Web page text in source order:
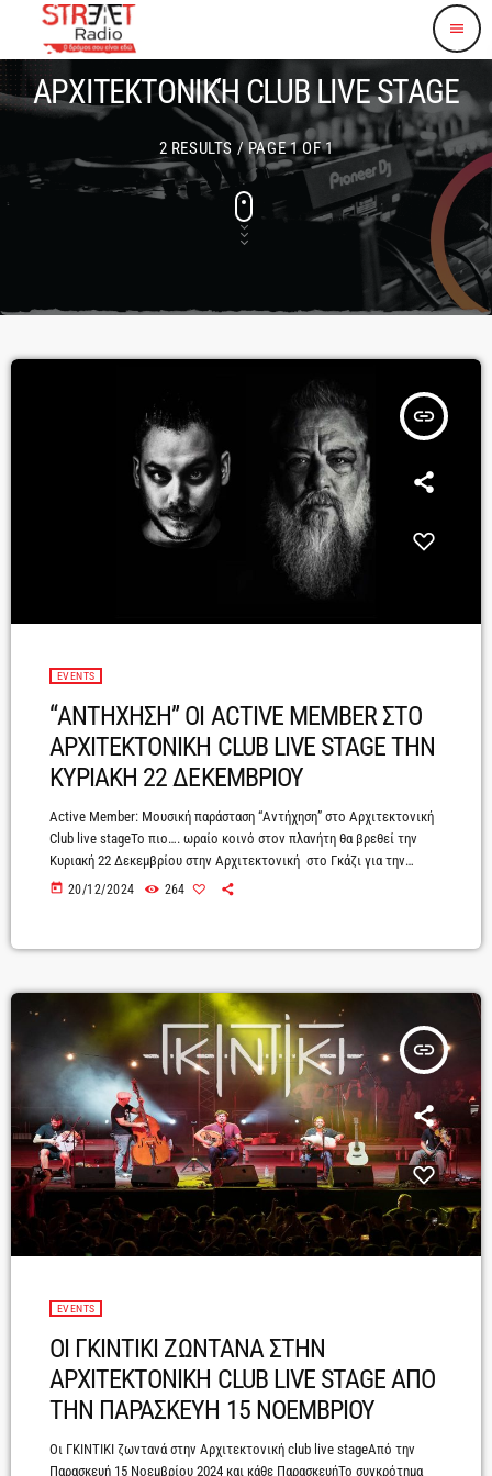
menu
ΑΡΧΙΤΕΚΤΟΝΙΚΉ CLUB LIVE STAGE
2 RESULTS / PAGE 1 OF 1
insert_link
EVENTS
“ΑΝΤΗΧΗΣΗ” ΟΙ ACTIVE MEMBER ΣΤΟ
ΑΡΧΙΤΕΚΤΟΝΙΚΗ CLUB LIVE STAGE ΤΗΝ
ΚΥΡΙΑΚΗ 22 ΔΕΚΕΜΒΡΙΟΥ
Active Member: Μουσική παράσταση “Αντήχηση” στο Αρχιτεκτονική
Club live stageΤο πιο…. ωραίο κοινό στον πλανήτη θα βρεθεί την
Κυριακή 22 Δεκεμβρίου στην Αρχιτεκτονική στο Γκάζι για την
Μουσική Παράσταση «Αντήχηση» που ετοιμάζουν αυτήν την περίοδο
album «Δίβολον», το οποίο ετοιμάζουν στο νέο τους studio 8ΚΤΑΡΙ
today 20/12/2024 264
insert_link
EVENTS
ΟΙ ΓΚΙΝΤΙΚΙ ΖΩΝΤΑΝΑ ΣΤΗΝ
ΑΡΧΙΤΕΚΤΟΝΙΚΗ CLUB LIVE STAGE ΑΠΟ
ΤΗΝ ΠΑΡΑΣΚΕΥΗ 15 ΝΟΕΜΒΡΙΟΥ
Οι ΓΚΙΝΤΙΚΙ ζωντανά στην Αρχιτεκτονική club live stageAπό την
Παρασκευή 15 Νοεμβρίου 2024 και κάθε ΠαρασκευήΤο συγκρότημα